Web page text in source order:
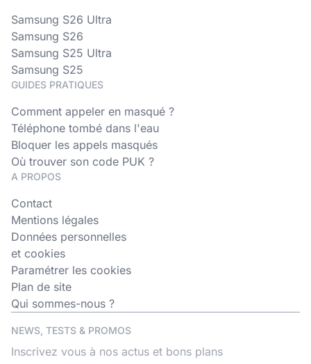
Samsung S26 Ultra
Samsung S26
Samsung S25 Ultra
Samsung S25
GUIDES PRATIQUES
Comment appeler en masqué ?
Téléphone tombé dans l'eau
Bloquer les appels masqués
Où trouver son code PUK ?
A PROPOS
Contact
Mentions légales
Données personnelles
et cookies
Paramétrer les cookies
Plan de site
Qui sommes-nous ?
NEWS, TESTS & PROMOS
Inscrivez vous à nos actus et bons plans